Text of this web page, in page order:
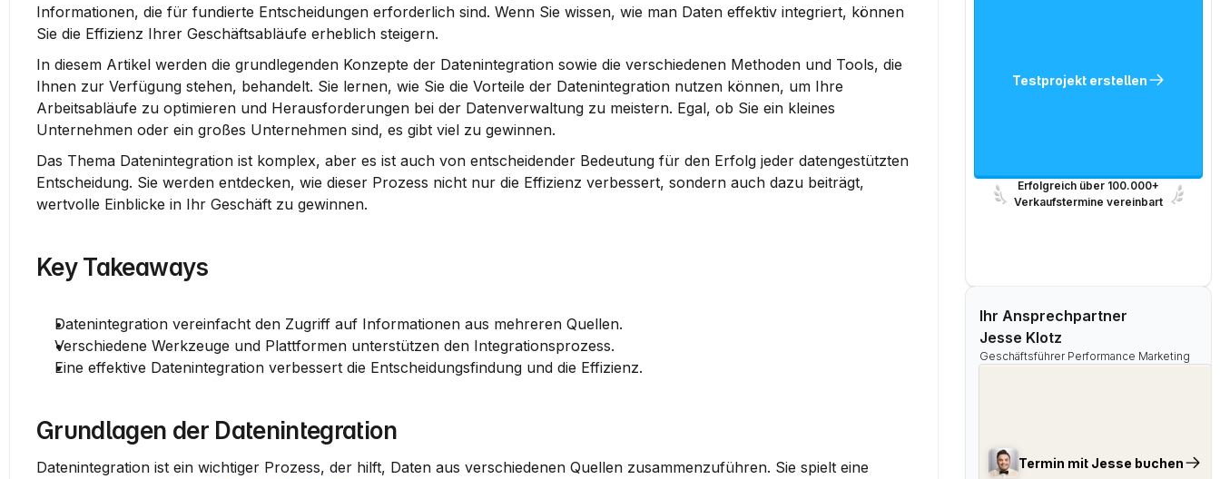
Testprojekt erstellen
Erfolgreich über 100.000+
Verkaufstermine vereinbart
Ihr Ansprechpartner
Jesse Klotz
Geschäftsführer Performance Marketing
Termin mit Jesse buchen
Informationen, die für fundierte Entscheidungen erforderlich sind. Wenn Sie wissen, wie man Daten effektiv integriert, können
Sie die Effizienz Ihrer Geschäftsabläufe erheblich steigern.
In diesem Artikel werden die grundlegenden Konzepte der Datenintegration sowie die verschiedenen Methoden und Tools, die
Ihnen zur Verfügung stehen, behandelt. Sie lernen, wie Sie die Vorteile der Datenintegration nutzen können, um Ihre
Arbeitsabläufe zu optimieren und Herausforderungen bei der Datenverwaltung zu meistern. Egal, ob Sie ein kleines
Unternehmen oder ein großes Unternehmen sind, es gibt viel zu gewinnen.
Das Thema Datenintegration ist komplex, aber es ist auch von entscheidender Bedeutung für den Erfolg jeder datengestützten
Entscheidung. Sie werden entdecken, wie dieser Prozess nicht nur die Effizienz verbessert, sondern auch dazu beiträgt,
wertvolle Einblicke in Ihr Geschäft zu gewinnen.
Key Takeaways
Datenintegration vereinfacht den Zugriff auf Informationen aus mehreren Quellen.
Verschiedene Werkzeuge und Plattformen unterstützen den Integrationsprozess.
Eine effektive Datenintegration verbessert die Entscheidungsfindung und die Effizienz.
Grundlagen der Datenintegration
Datenintegration ist ein wichtiger Prozess, der hilft, Daten aus verschiedenen Quellen zusammenzuführen. Sie spielt eine